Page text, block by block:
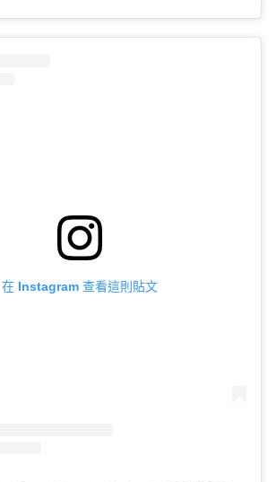
在 Instagram 查看這則貼文